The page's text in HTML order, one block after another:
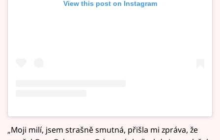
View this post on Instagram
„Moji milí, jsem strašně smutná, přišla mi zpráva, že